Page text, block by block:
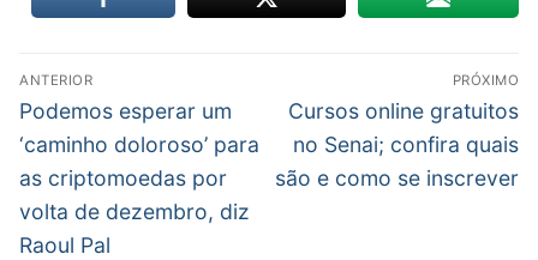
Navegação
de
Post
ANTERIOR
Post
anterior:
Podemos esperar um
‘caminho doloroso’ para
as criptomoedas por
volta de dezembro, diz
Raoul Pal
PRÓXIMO
Próximo
post:
Cursos online gratuitos
no Senai; confira quais
são e como se inscrever